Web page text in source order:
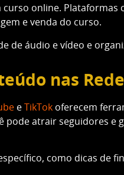
online. Plataformas
e venda do curso.
de áudio e vídeo e
nas
e TikTok oferecem
pode atrair seguidores e
como dicas de